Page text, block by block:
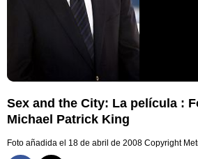
Sex and the City: La película :
Michael Patrick King
Foto añadida el 18 de abril de 2008 Copyright